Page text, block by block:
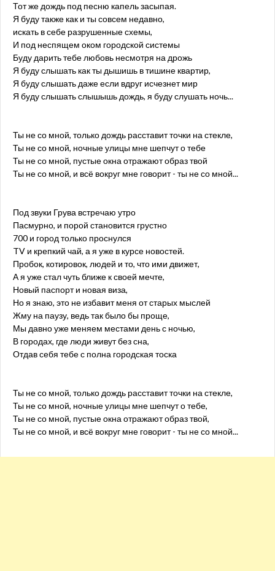
Тот же дождь под песню капель засыпая.
Я буду также как и ты совсем недавно,
искать в себе разрушенные схемы,
И под неспящем оком городской системы
Буду дарить тебе любовь несмотря на дрожь
Я буду слышать как ты дышишь в тишине квартир,
Я буду слышать даже если вдруг исчезнет мир
Я буду слышать слышышь дождь, я буду слушать ночь...
Ты не со мной, только дождь расставит точки на стекле,
Ты не со мной, ночные улицы мне шепчут о тебе
Ты не со мной, пустые окна отражают образ твой
Ты не со мной, и всё вокруг мне говорит - ты не со мной...
Под звуки Грува встречаю утро
Пасмурно, и порой становится грустно
700 и город только проснулся
TV и крепкий чай, а я уже в курсе новостей.
Пробок, котировок, людей и то, что ими движет,
А я уже стал чуть ближе к своей мечте,
Новый паспорт и новая виза,
Но я знаю, это не избавит меня от старых мыслей
Жму на паузу, ведь так было бы проще,
Мы давно уже меняем местами день с ночью,
В городах, где люди живут без сна,
Отдав себя тебе с полна городская тоска
Ты не со мной, только дождь расставит точки на стекле,
Ты не со мной, ночные улицы мне шепчут о тебе,
Ты не со мной, пустые окна отражают образ твой,
Ты не со мной, и всё вокруг мне говорит - ты не со мной...